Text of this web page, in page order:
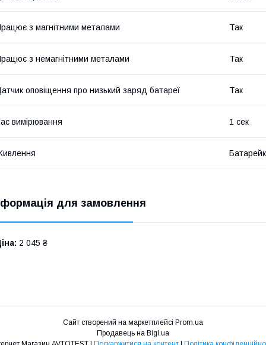
з магнітними металами Так
з немагнітними металами Так
оповіщення про низький заряд батареї Так
вимірювання 1 сек
для замовлення
2 045 ₴
Сайт створений на маркетплейсі Prom.ua
Продавець на Bigl.ua